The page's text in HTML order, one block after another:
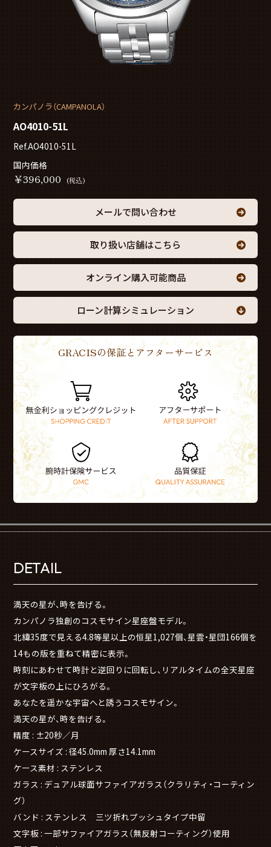
カンパノラ（CAMPANOLA）
AO4010-51L
Ref.AO4010-51L
国内価格
￥396,000 (税込)
メールで問い合わせ
取り扱い店舗はこちら
オンライン購入可能商品
ローン計算シミュレーション
GRACISの保証とアフターサービス
DETAIL
満天の星が、時を告げる。
カンパノラ独創のコスモサイン星座盤モデル。
北緯35度で見える4.8等星以上の恒星1,027個、星雲・星団166個を
14もの版を重ねて精密に表示。
時刻にあわせて時計と逆回りに回転し、リアルタイムの全天星座
が文字板の上にひろがる。
あなたを遥かな宇宙へと誘うコスモサイン。
満天の星が、時を告げる。
精度 : ±20秒／月
ケースサイズ : 径45.0mm 厚さ14.1mm
ケース素材 : ステンレス
ガラス : デュアル球面サファイアガラス（クラリティ・コーティン
グ）
バンド : ステンレス 三ツ折れプッシュタイプ中留
文字板 : 一部サファイアガラス（無反射コーティング）使用